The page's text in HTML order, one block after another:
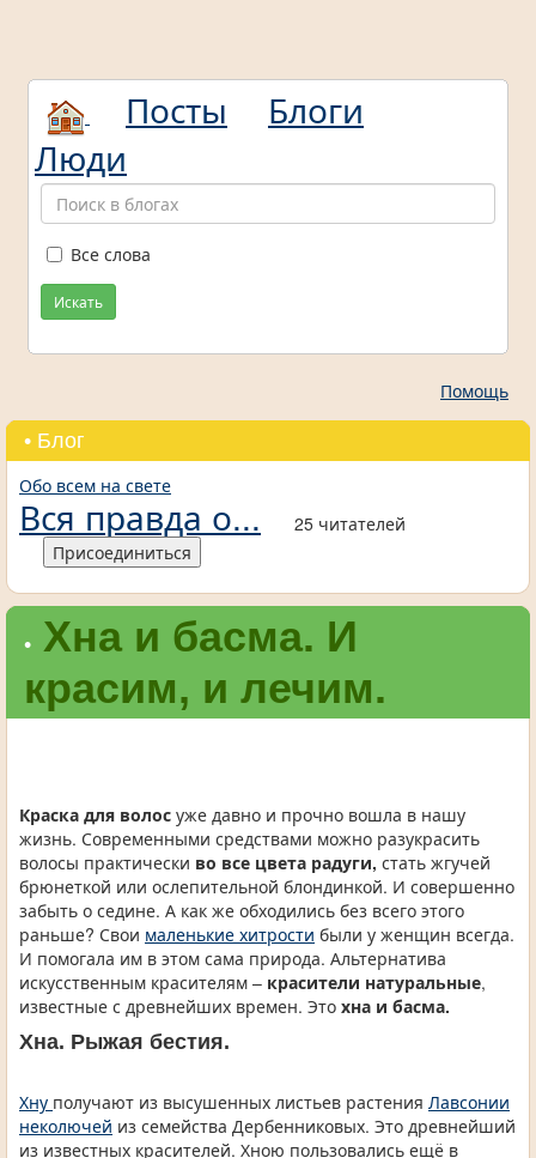
Посты
Блоги
Люди
Все слова
Искать
Помощь
• Блог
Обо всем на свете
Вся правда о...
25 читателей
Присоединиться
• Хна и басма. И
красим, и лечим.
Краска для волос уже давно и прочно вошла в нашу
жизнь. Современными средствами можно разукрасить
волосы практически во все цвета радуги, стать жгучей
брюнеткой или ослепительной блондинкой. И совершенно
забыть о седине. А как же обходились без всего этого
раньше? Свои маленькие хитрости были у женщин всегда.
И помогала им в этом сама природа. Альтернатива
искусственным красителям – красители натуральные,
известные с древнейших времен. Это хна и басма.
Хна. Рыжая бестия.
Хну получают из высушенных листьев растения Лавсонии
неколючей из семейства Дербенниковых. Это древнейший
из известных красителей. Хною пользовались ещё в